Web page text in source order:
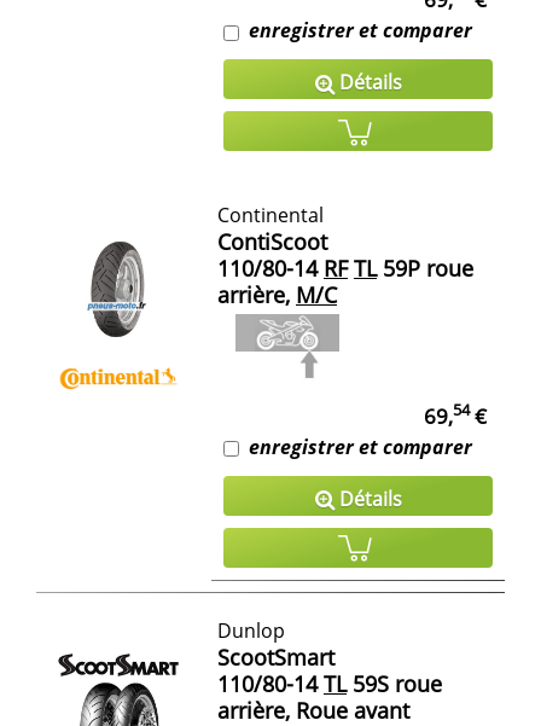
enregistrer et comparer
Détails
Continental
ContiScoot
110/80-14 RF TL59P roue
arrière, M/C
69,54€
enregistrer et comparer
Détails
Dunlop
ScootSmart
110/80-14 TL59S roue
arrière, Roue avant